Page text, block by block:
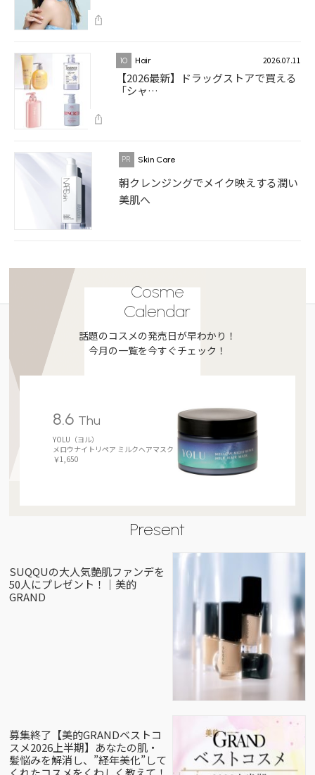
10 Hair 2026.07.11
【2026最新】ドラッグストアで買える
「シャ…
Skin Care
朝クレンジングでメイク映えする潤い
美肌へ
Cosme
Calendar
話題のコスメの発売日が早わかり！
今月の一覧を今すぐチェック！
8.6 Thu
YOLU（ヨル）
メロウナイトリペア ミルクヘアマスク
￥1,650
Present
SUQQUの大人気艶肌ファンデを
50人にプレゼント！｜美的
GRAND
募集終了【美的GRANDベストコ
スメ2026上半期】あなたの肌・
髪悩みを解消し、”経年美化”して